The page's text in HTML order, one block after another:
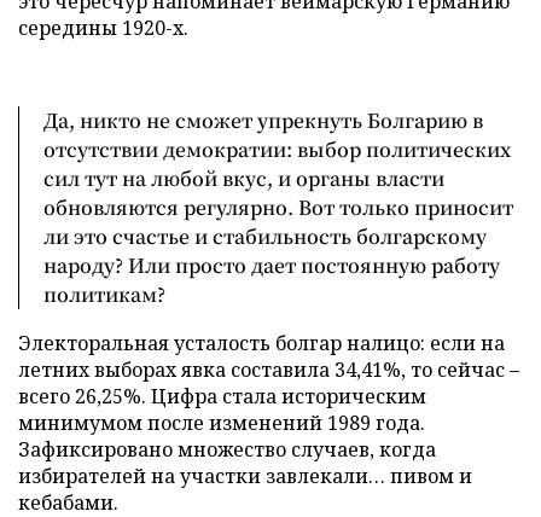
середины 1920-х.
Да, никто не сможет упрекнуть Болгарию в
отсутствии демократии: выбор политических
сил тут на любой вкус, и органы власти
обновляются регулярно. Вот только приносит
ли это счастье и стабильность болгарскому
народу? Или просто дает постоянную работу
политикам?
Электоральная усталость болгар налицо: если на
летних выборах явка составила 34,41%, то сейчас –
всего 26,25%. Цифра стала историческим
минимумом после изменений 1989 года.
Зафиксировано множество случаев, когда
избирателей на участки завлекали… пивом и
кебабами.